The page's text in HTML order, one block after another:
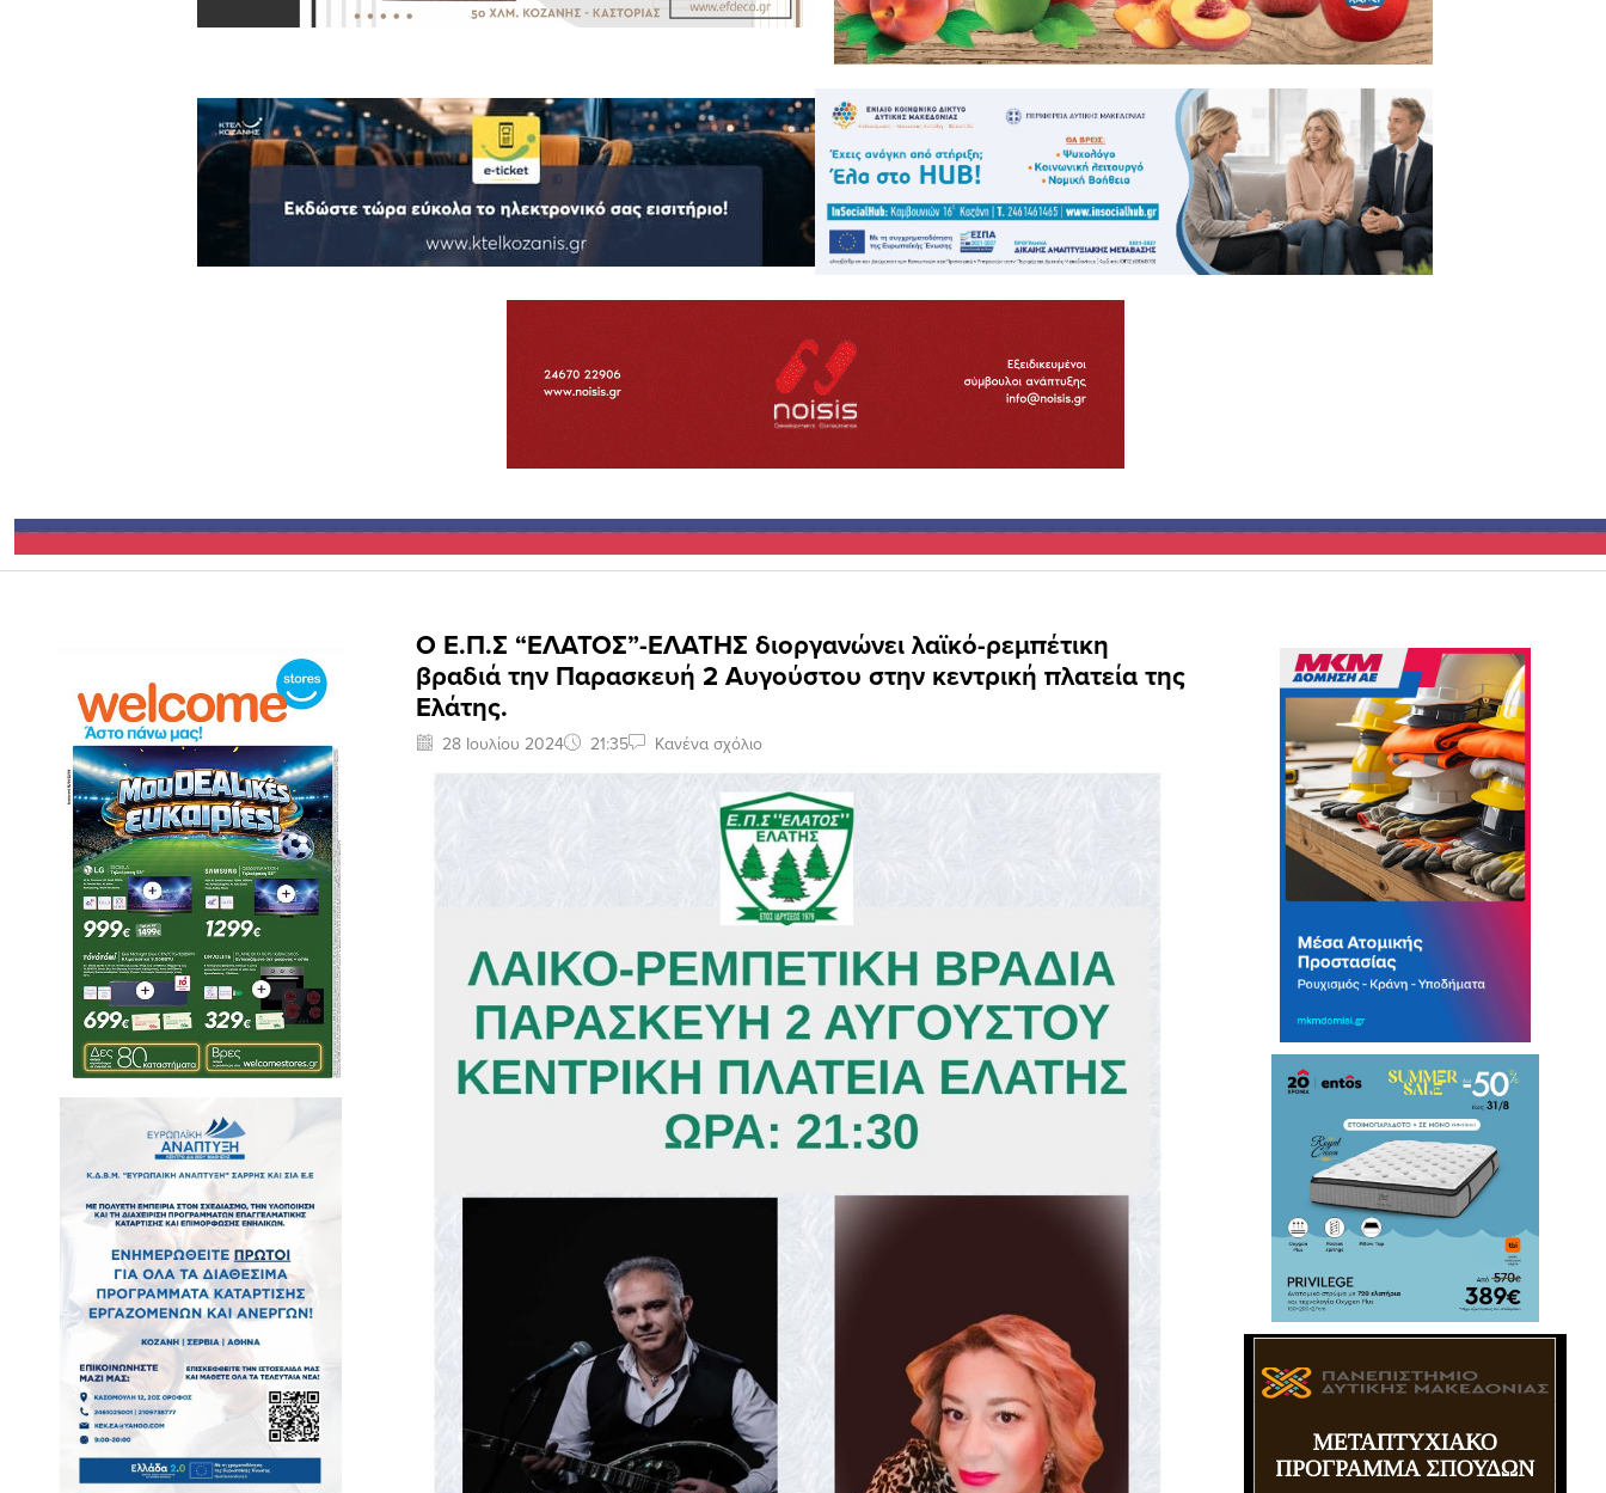
Ο Ε.Π.Σ “ΕΛΑΤΟΣ”-ΕΛΑΤΗΣ διοργανώνει λαϊκό-ρεμπέτικη
βραδιά την Παρασκευή 2 Αυγούστου στην κεντρική πλατεία της
Ελάτης.
28 Ιουλίου 2024 21:35 Κανένα σχόλιο